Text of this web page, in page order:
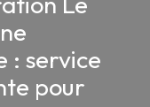
: service
pour